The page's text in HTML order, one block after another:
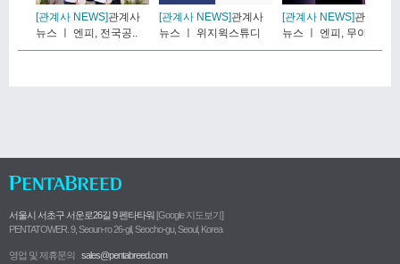
[관계사 NEWS]관계사
뉴스 ㅣ 엔피, 전국공..
[관계사 NEWS]관계사
뉴스 ㅣ 위지윅스튜디
오..
[관계사 NEWS]관계사
뉴스 ㅣ 엔피, 무아홈..
서울시 서초구 서운로26길 9 펜타타워 [Google 지도보기]
PENTATOWER. 9, Seoun-ro 26-gil, Seocho-gu, Seoul, Korea
영업 및 제휴문의
sales@pentabreed.com